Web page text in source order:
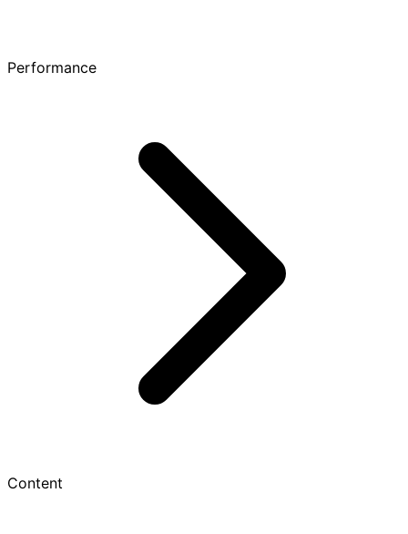
Performance
Content